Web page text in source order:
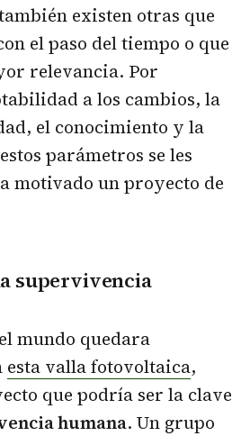
existen otras que
el paso del tiempo o que
relevancia. Por
a los cambios, la
el conocimiento y la
parámetros se les
motivado un proyecto de
supervivencia
mundo quedara
esta valla fotovoltaica,
que podría ser la clave
humana. Un grupo